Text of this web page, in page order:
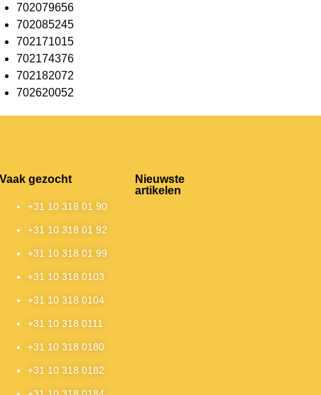
702079656
702085245
702171015
702174376
702182072
702620052
Vaak gezocht
+31 10 318 01 90
+31 10 318 01 92
+31 10 318 01 99
+31 10 318 0103
+31 10 318 0104
+31 10 318 0111
+31 10 318 0180
+31 10 318 0182
Nieuwste
artikelen